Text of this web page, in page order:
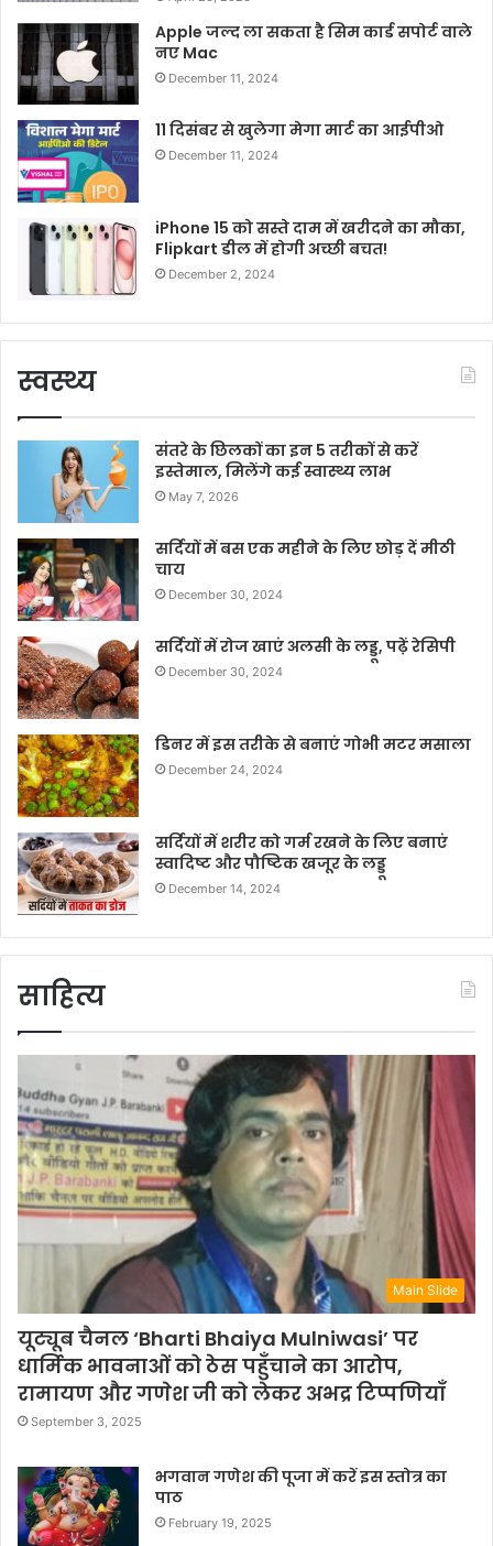
Apple जल्द ला सकता है सिम कार्ड सपोर्ट वाले
नए Mac
December 11, 2024
11 दिसंबर से खुलेगा मेगा मार्ट का आईपीओ
December 11, 2024
iPhone 15 को सस्ते दाम में खरीदने का मौका,
Flipkart डील में होगी अच्छी बचत!
December 2, 2024
स्वस्थ्य
संतरे के छिलकों का इन 5 तरीकों से करें
इस्तेमाल, मिलेंगे कई स्वास्थ्य लाभ
May 7, 2026
सर्दियों में बस एक महीने के लिए छोड़ दें मीठी
चाय
December 30, 2024
सर्दियों में रोज खाएं अलसी के लड्डू, पढ़ें रेसिपी
December 30, 2024
डिनर में इस तरीके से बनाएं गोभी मटर मसाला
December 24, 2024
सर्दियों में शरीर को गर्म रखने के लिए बनाएं
स्वादिष्ट और पौष्टिक खजूर के लड्डू
December 14, 2024
साहित्य
Main Slide
यूट्यूब चैनल ‘Bharti Bhaiya Mulniwasi’ पर
धार्मिक भावनाओं को ठेस पहुँचाने का आरोप,
रामायण और गणेश जी को लेकर अभद्र टिप्पणियाँ
September 3, 2025
भगवान गणेश की पूजा में करें इस स्तोत्र का
पाठ
February 19, 2025